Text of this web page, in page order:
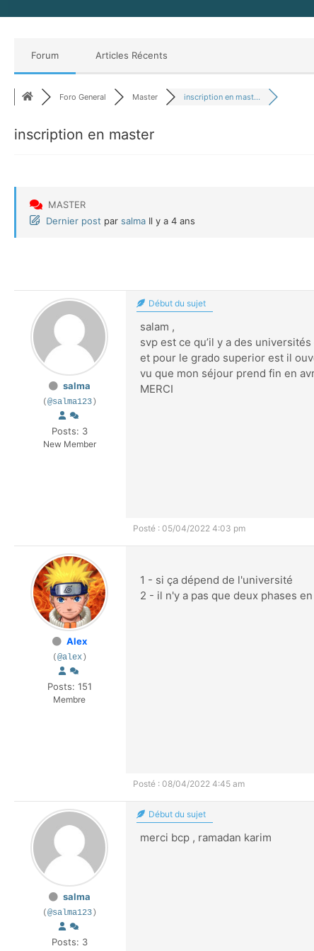
Forum Articles Récents
Foro General Master inscription en mast...
inscription en master
MASTER
Dernier post par salma Il y a 4 ans
salma
(@salma123)
Posts: 3
New Member
Début du sujet
salam ,
svp est ce qu’il y a des
et pour le grado superior est il
vu que mon séjour prend fin en
MERCI
Posté : 05/04/2022 4:03 pm
Alex
(@alex)
Posts: 151
Membre
1 - si ça dépend de l'université
2 - il n'y a pas que deux phases
Posté : 08/04/2022 4:45 am
salma
(@salma123)
Posts: 3
Début du sujet
merci bcp , ramadan karim